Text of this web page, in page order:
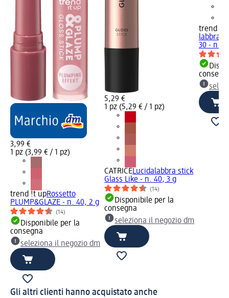
3,99 €
1 pz (3,99 € / 1 pz)
trend !t upRossetto
PLUMP&GLAZE - n. 40, 2 g
(14)
Disponibile per la
consegna
seleziona il negozio dm
5,29 €
1 pz (5,29 € / 1 pz)
CATRICELucidalabbra stick
Glass Like - n. 40, 3 g
(14)
Disponibile per la
consegna
seleziona il negozio dm
trend !t
labbra
30 - n.
Gli altri clienti hanno acquistato anche